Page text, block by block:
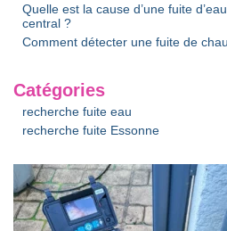
Quelle est la cause d’une fuite
central ?
Comment détecter une fuite de
Catégories
recherche fuite eau
recherche fuite Essonne